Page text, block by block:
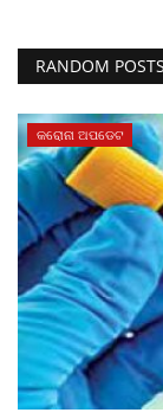
RANDOM POSTS
କରୋନା ଅପଡେଟ